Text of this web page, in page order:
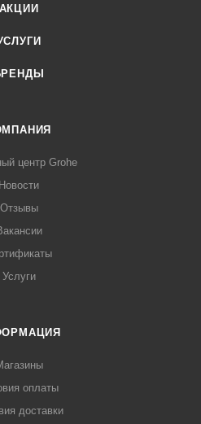
АКЦИИ
центр Grohe
Новости
Отзывы
Услуги
оплаты
доставки